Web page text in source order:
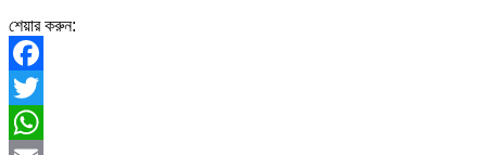
শেয়ার করুন:
Facebook
Twitter